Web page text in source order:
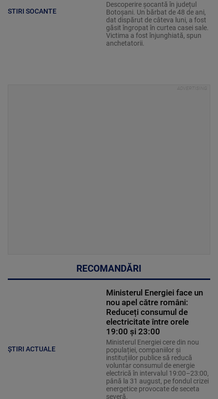
STIRI SOCANTE
Descoperire șocantă în județul
Botoșani. Un bărbat de 48 de ani,
dat dispărut de câteva luni, a fost
găsit îngropat în curtea casei sale.
Victima a fost înjunghiată, spun
anchetatorii.
RECOMANDĂRI
ȘTIRI ACTUALE
Ministerul Energiei face un
nou apel către români:
Reduceți consumul de
electricitate între orele
19:00 și 23:00
Ministerul Energiei cere din nou
populației, companiilor și
instituțiilor publice să reducă
voluntar consumul de energie
electrică în intervalul 19:00–23:00,
până la 31 august, pe fondul crizei
energetice provocate de seceta
severă.